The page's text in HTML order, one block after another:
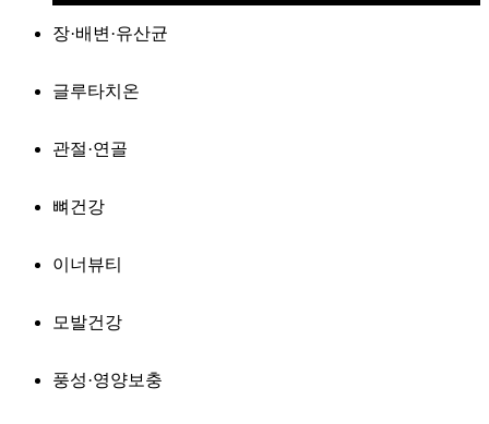
장·배변·유산균
글루타치온
관절·연골
뼈건강
이너뷰티
모발건강
풍성·영양보충